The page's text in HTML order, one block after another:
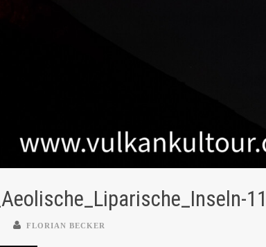
11
FLORIAN BECKER